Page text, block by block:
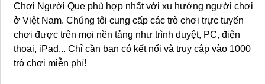
Chơi Người Que phù hợp nhất với xu hướng người chơi
ở Việt Nam. Chúng tôi cung cấp các trò chơi trực tuyến
chơi được trên mọi nền tảng như trình duyệt, PC, điện
thoại, iPad... Chỉ cần bạn có kết nối và truy cập vào 1000
trò chơi miễn phí!